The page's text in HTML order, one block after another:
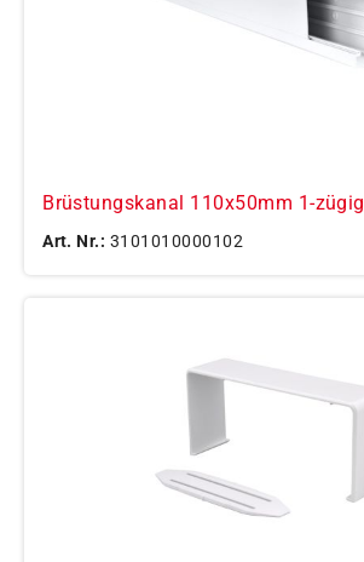
Brüstungskanal 110x50mm 1-zügig
Art. Nr.: 3101010000102